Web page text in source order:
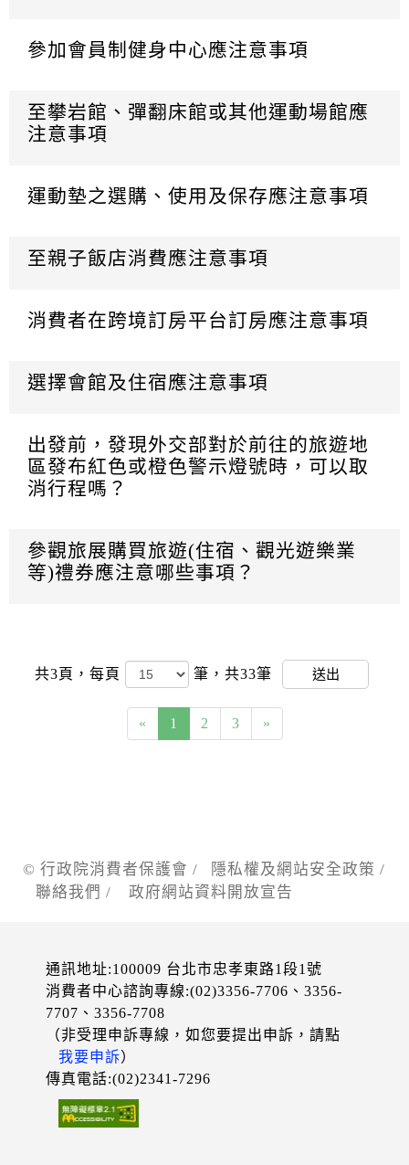
參加會員制健身中心應注意事項
至攀岩館、彈翻床館或其他運動場館應
注意事項
運動墊之選購、使用及保存應注意事項
至親子飯店消費應注意事項
消費者在跨境訂房平台訂房應注意事項
選擇會館及住宿應注意事項
出發前，發現外交部對於前往的旅遊地
區發布紅色或橙色警示燈號時，可以取
消行程嗎？
參觀旅展購買旅遊(住宿、觀光遊樂業
等)禮券應注意哪些事項？
共3頁， 每頁 筆，共33筆 送出
« 1 2 3 »
© 行政院消費者保護會 / 隱私權及網站安全政策 /
聯絡我們 / 政府網站資料開放宣告
通訊地址:100009 台北市忠孝東路1段1號
消費者中心諮詢專線:(02)3356-7706、3356-
7707、3356-7708
（非受理申訴專線，如您要提出申訴，請點
我要申訴）
傳真電話:(02)2341-7296